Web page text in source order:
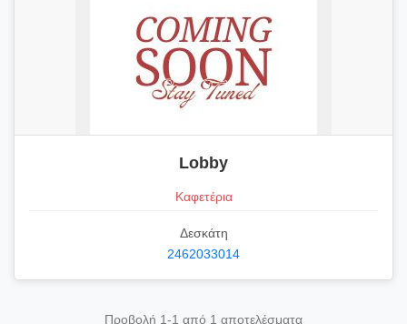
Lobby
Καφετέρια
Δεσκάτη
2462033014
Προβολή 1-1 από 1 αποτελέσματα